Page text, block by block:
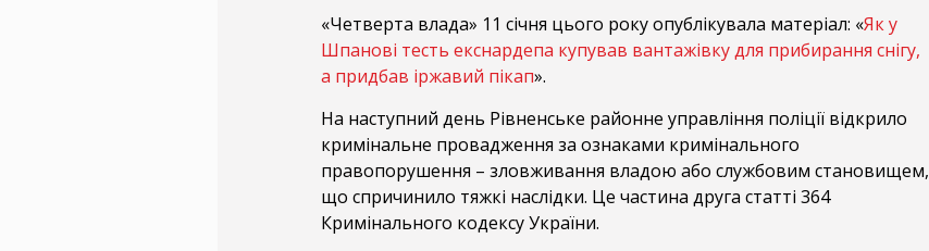
«Четверта влада» 11 січня цього року опублікувала матеріал: «Як у
Шпанові тесть екснардепа купував вантажівку для прибирання снігу,
а придбав іржавий пікап».
На наступний день Рівненське районне управління поліції відкрило
кримінальне провадження за ознаками кримінального
правопорушення – зловживання владою або службовим становищем,
що спричинило тяжкі наслідки. Це частина друга статті 364
Кримінального кодексу України.